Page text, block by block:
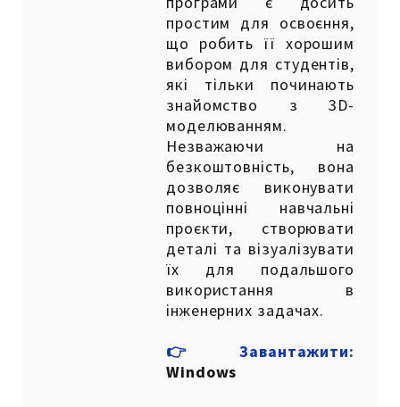
простим для освоєння,
що робить її хорошим
вибором для студентів,
які тільки починають
знайомство з 3D-
моделюванням.
Незважаючи на
безкоштовність, вона
дозволяє виконувати
повноцінні навчальні
проєкти, створювати
деталі та візуалізувати
їх для подальшого
використання в
інженерних задачах.
👉Завантажити:
Windows